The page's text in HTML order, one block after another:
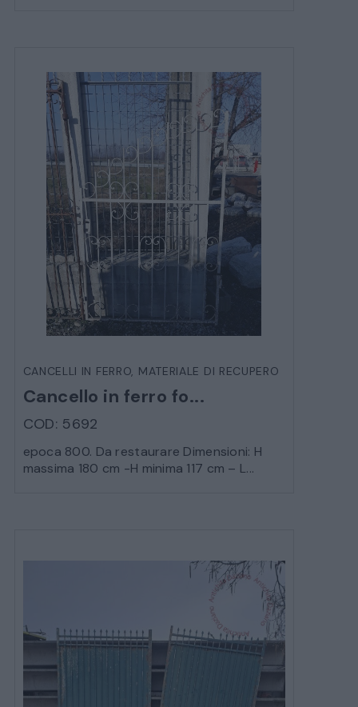
CANCELLI IN FERRO, MATERIALE DI RECUPERO
Cancello in ferro fo...
COD: 5692
epoca 800. Da restaurare Dimensioni: H
massima 180 cm -H minima 117 cm – L...